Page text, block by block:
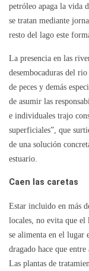
petróleo apaga la vida
se tratan mediante
resto del lago este
La presencia en las
desembocaduras del
de peces y demás
de asumir las
e individuales trajo
superficiales”, que
de una solución
estuario.
Caen las caretas
Estar incluido en más
locales, no evita que el
se alimenta en el lugar
dragado hace que entre
Las plantas de